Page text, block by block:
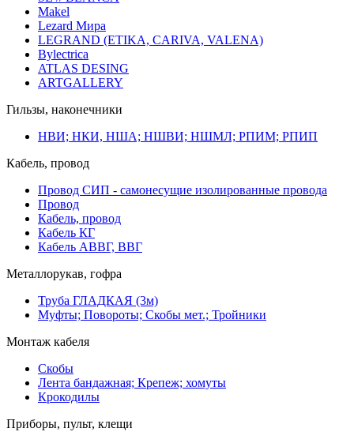
Makel
Lezard Мира
LEGRAND (ETIKA, CARIVA, VALENA)
Bylectrica
ATLAS DESING
ARTGALLERY
Гильзы, наконечники
НВИ; НКИ, НША; НШВИ; НШМЛ; РПИМ; РПИП
Кабель, провод
Провод СИП - самонесущие изолированные провода
Провод
Кабель, провод
Кабель КГ
Кабель АВВГ, ВВГ
Металлорукав, гофра
Труба ГЛАДКАЯ (3м)
Муфты; Повороты; Скобы мет.; Тройники
Монтаж кабеля
Скобы
Лента бандажная; Крепеж; хомуты
Крокодилы
Приборы, пульт, клещи